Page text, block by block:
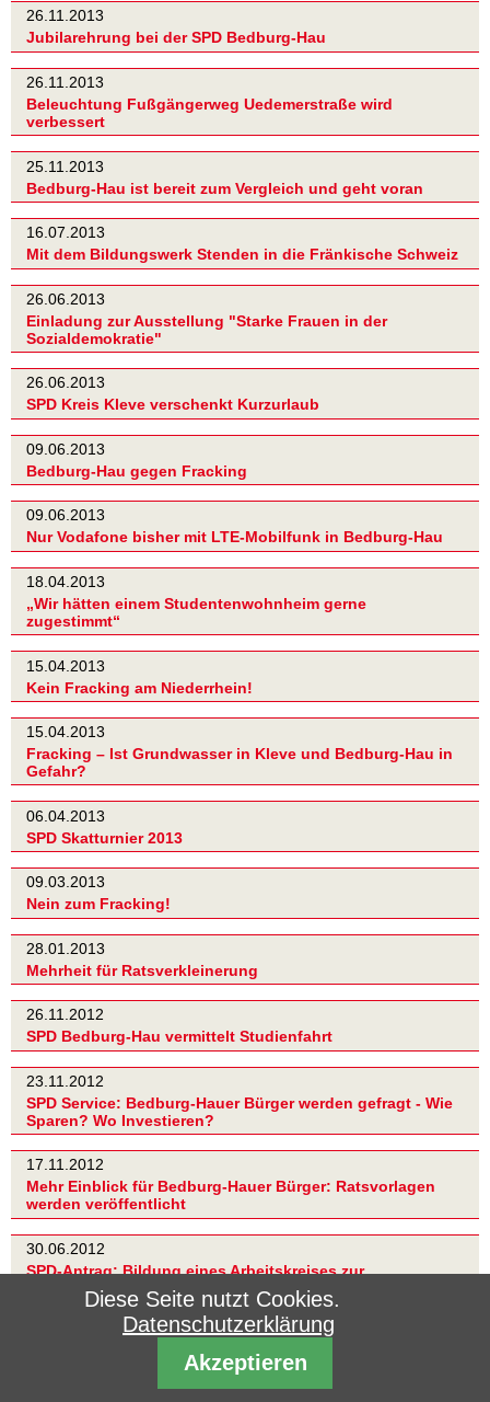
26.11.2013
Jubilarehrung bei der SPD Bedburg-Hau
26.11.2013
Beleuchtung Fußgängerweg Uedemerstraße wird
verbessert
25.11.2013
Bedburg-Hau ist bereit zum Vergleich und geht voran
16.07.2013
Mit dem Bildungswerk Stenden in die Fränkische Schweiz
26.06.2013
Einladung zur Ausstellung "Starke Frauen in der
Sozialdemokratie"
26.06.2013
SPD Kreis Kleve verschenkt Kurzurlaub
09.06.2013
Bedburg-Hau gegen Fracking
09.06.2013
Nur Vodafone bisher mit LTE-Mobilfunk in Bedburg-Hau
18.04.2013
„Wir hätten einem Studentenwohnheim gerne
zugestimmt“
15.04.2013
Kein Fracking am Niederrhein!
15.04.2013
Fracking – Ist Grundwasser in Kleve und Bedburg-Hau in
Gefahr?
06.04.2013
SPD Skatturnier 2013
09.03.2013
Nein zum Fracking!
28.01.2013
Mehrheit für Ratsverkleinerung
26.11.2012
SPD Bedburg-Hau vermittelt Studienfahrt
23.11.2012
SPD Service: Bedburg-Hauer Bürger werden gefragt - Wie
Sparen? Wo Investieren?
17.11.2012
Mehr Einblick für Bedburg-Hauer Bürger: Ratsvorlagen
werden veröffentlicht
30.06.2012
SPD-Antrag: Bildung eines Arbeitskreises zur
Hallenbadsanierung
Stabile Haushaltslage in Bedburg-Hau
Diese Seite nutzt Cookies.
Datenschutzerklärung
Akzeptieren